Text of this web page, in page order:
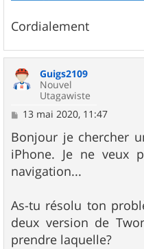
Cordialement
Guigs2109
Nouvel
Utagawiste
M
s
s
a
g
e
13 mai 2020, 11:47
Bonjour je chercher
iPhone. Je ne veux
navigation...
As-tu résolu ton
deux version de
prendre laquelle?